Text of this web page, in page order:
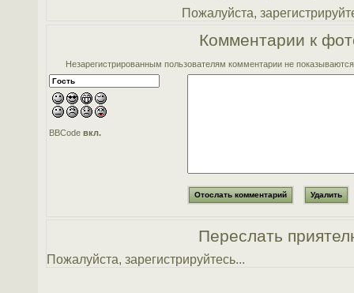
Пожалуйста,
Комментарии к
Незарегистрированным пользователям комментарии не
BBCodeвкл.
Переслать
Пожалуйста, зарегистрируйтесь...